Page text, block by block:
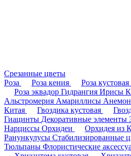
Срезанные цветы
Роза
Роза кения Роза кустовая
Роза эквадор Гидрангия Ирисы
Альстромерия Амариллисы
Китая
Гвоздика кустовая
Гиацинты Декоративные элементы
Нарциссы Орхидеи Орхидея из
Ранункулусы Стабилизированные
Тюльпаны Флористические